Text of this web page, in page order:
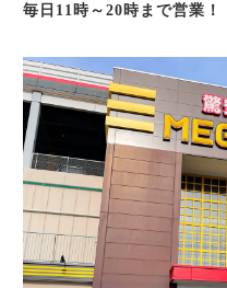
毎日11時～20時まで営業！